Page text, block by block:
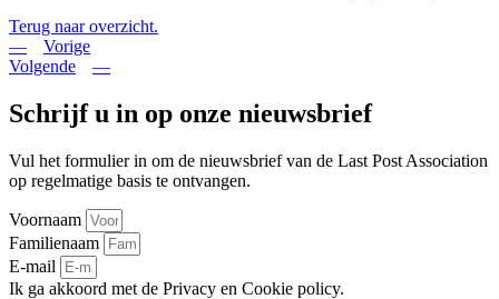
Terug naar overzicht.
Vorige
Volgende
Schrijf u in op onze nieuwsbrief
Vul het formulier in om de nieuwsbrief van de Last Post Association
op regelmatige basis te ontvangen.
Voornaam
Familienaam
E-mail
Ik ga akkoord met de Privacy en Cookie policy.